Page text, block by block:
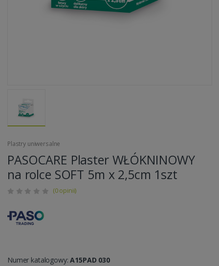
Plastry uniwersalne
PASOCARE Plaster WŁÓKNINOWY
na rolce SOFT 5m x 2,5cm 1szt
(0 opinii)
Numer katalogowy:A15PAD 030